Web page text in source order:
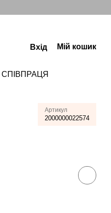
Вхід Мій кошик
СПІВПРАЦЯ
Артикул
2000000022574